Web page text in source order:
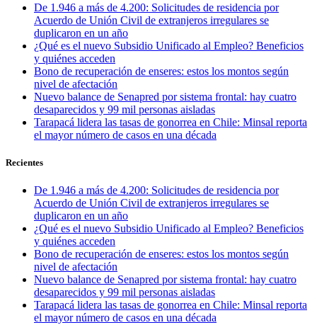
De 1.946 a más de 4.200: Solicitudes de residencia por
Acuerdo de Unión Civil de extranjeros irregulares se
duplicaron en un año
¿Qué es el nuevo Subsidio Unificado al Empleo? Beneficios
y quiénes acceden
Bono de recuperación de enseres: estos los montos según
nivel de afectación
Nuevo balance de Senapred por sistema frontal: hay cuatro
desaparecidos y 99 mil personas aisladas
Tarapacá lidera las tasas de gonorrea en Chile: Minsal reporta
el mayor número de casos en una década
Recientes
De 1.946 a más de 4.200: Solicitudes de residencia por
Acuerdo de Unión Civil de extranjeros irregulares se
duplicaron en un año
¿Qué es el nuevo Subsidio Unificado al Empleo? Beneficios
y quiénes acceden
Bono de recuperación de enseres: estos los montos según
nivel de afectación
Nuevo balance de Senapred por sistema frontal: hay cuatro
desaparecidos y 99 mil personas aisladas
Tarapacá lidera las tasas de gonorrea en Chile: Minsal reporta
el mayor número de casos en una década